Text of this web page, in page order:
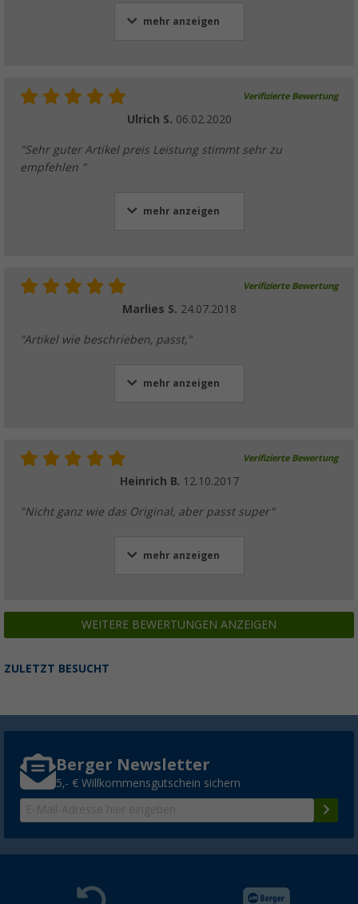
mehr anzeigen
Verifizierte Bewertung
Ulrich S. 06.02.2020
"Sehr guter Artikel preis Leistung stimmt sehr zu
empfehlen "
mehr anzeigen
Verifizierte Bewertung
Marlies S. 24.07.2018
"Artikel wie beschrieben, passt,"
mehr anzeigen
Verifizierte Bewertung
Heinrich B. 12.10.2017
"Nicht ganz wie das Original, aber passt super"
mehr anzeigen
WEITERE BEWERTUNGEN ANZEIGEN
ZULETZT BESUCHT
Berger Newsletter
5,- € Willkommensgutschein sichern